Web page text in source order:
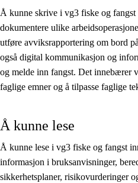
Å kunne skrive i vg3 fiske og
dokumentere ulike
utføre avviksrapportering om bord
også digital kommunikasjon og
og melde inn fangst. Det innebærer
faglige emner og å tilpasse faglige
Å kunne lese
Å kunne lese i vg3 fiske og fangst
informasjon i bruksanvisninger,
sikkerhetsplaner, risikovurderinger